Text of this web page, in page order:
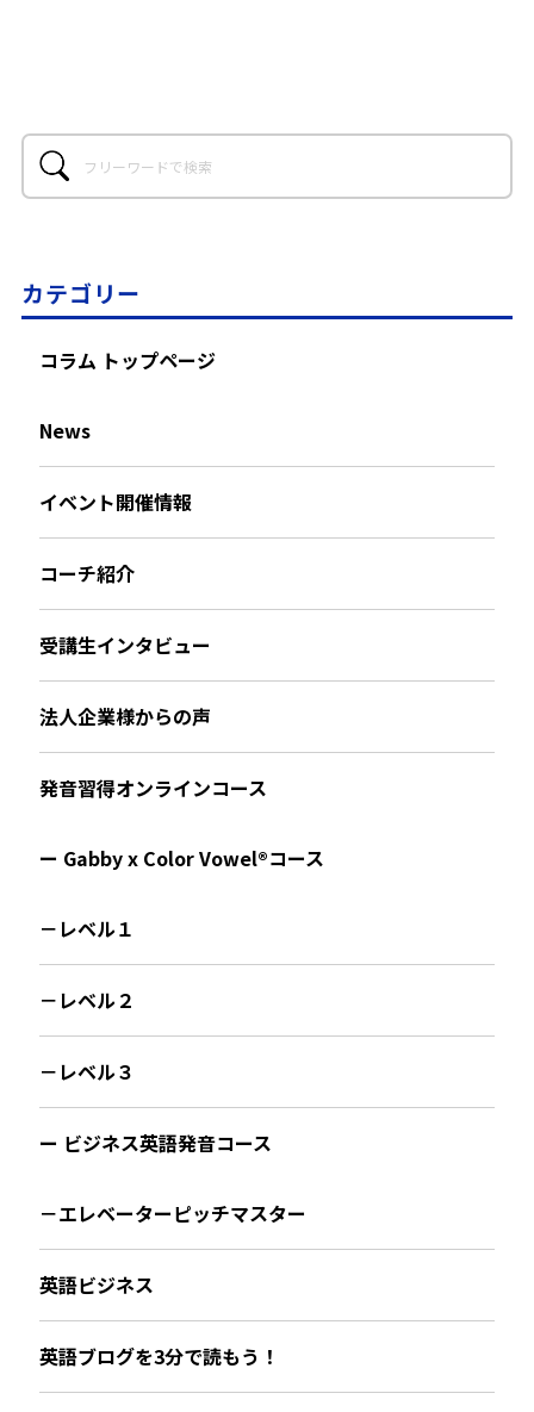
カテゴリー
コラム トップページ
News
イベント開催情報
コーチ紹介
受講生インタビュー
法人企業様からの声
発音習得オンラインコース
ー Gabby x Color Vowel®︎コース
－レベル１
－レベル２
－レベル３
ー ビジネス英語発音コース
－エレベーターピッチマスター
英語ビジネス
英語ブログを3分で読もう！